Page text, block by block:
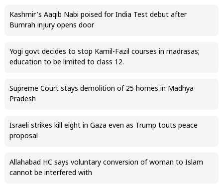
Kashmir’s Aaqib Nabi poised for India Test debut after
Bumrah injury opens door
Yogi govt decides to stop Kamil-Fazil courses in madrasas;
education to be limited to class 12.
Supreme Court stays demolition of 25 homes in Madhya
Pradesh
Israeli strikes kill eight in Gaza even as Trump touts peace
proposal
Allahabad HC says voluntary conversion of woman to Islam
cannot be interfered with